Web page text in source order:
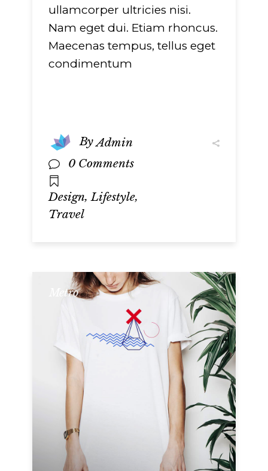
ullamcorper ultricies nisi.
Nam eget dui. Etiam rhoncus.
Maecenas tempus, tellus eget
condimentum
By Admin
0 Comments
Design, Lifestyle,
Travel
Metro